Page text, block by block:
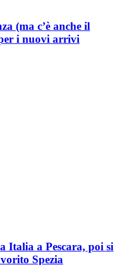
(ma c’è anche il
i nuovi arrivi
Italia a Pescara, poi si
Spezia